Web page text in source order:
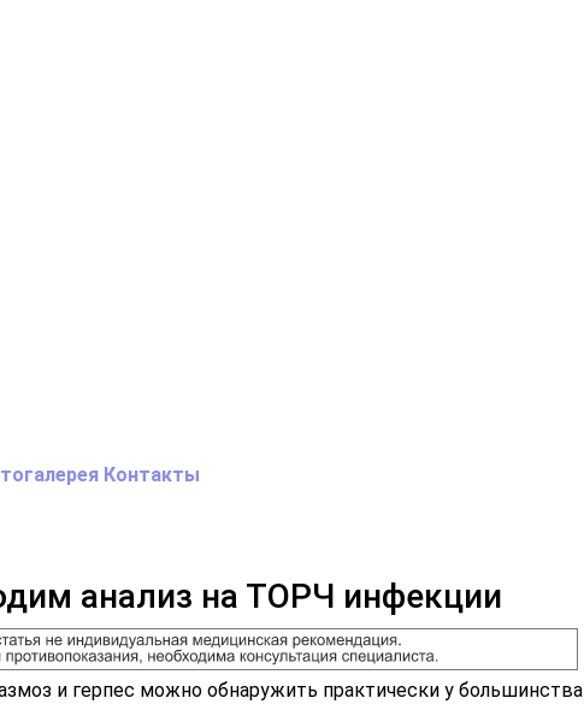
Контакты
анализ на ТОРЧ инфекции
и герпес можно обнаружить практически у большинства